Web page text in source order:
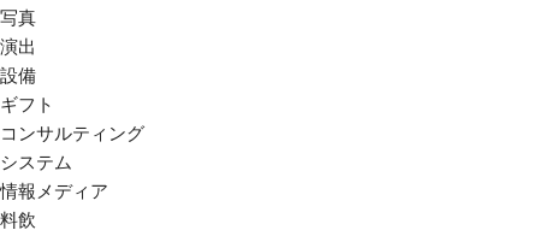
写真
演出
設備
ギフト
コンサルティング
システム
情報メディア
料飲